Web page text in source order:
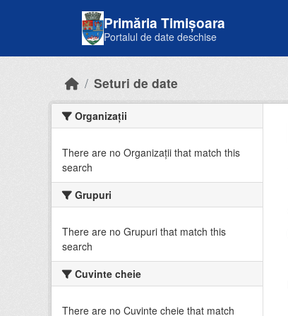
Primăria Timișoara
Portalul de date deschise
Seturi de date
Organizații
There are no Organizații that match this
search
Grupuri
There are no Grupuri that match this
search
Cuvinte cheie
There are no Cuvinte cheie that match